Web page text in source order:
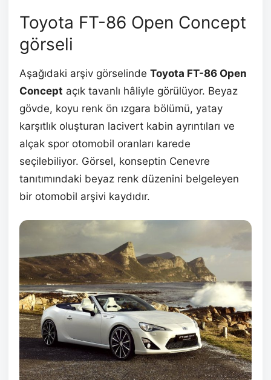
Toyota FT-86 Open Concept
görseli
Aşağıdaki arşiv görselinde Toyota FT-86 Open
Concept açık tavanlı hâliyle görülüyor. Beyaz
gövde, koyu renk ön ızgara bölümü, yatay
karşıtlık oluşturan lacivert kabin ayrıntıları ve
alçak spor otomobil oranları karede
seçilebiliyor. Görsel, konseptin Cenevre
tanıtımındaki beyaz renk düzenini belgeleyen
bir otomobil arşivi kaydıdır.